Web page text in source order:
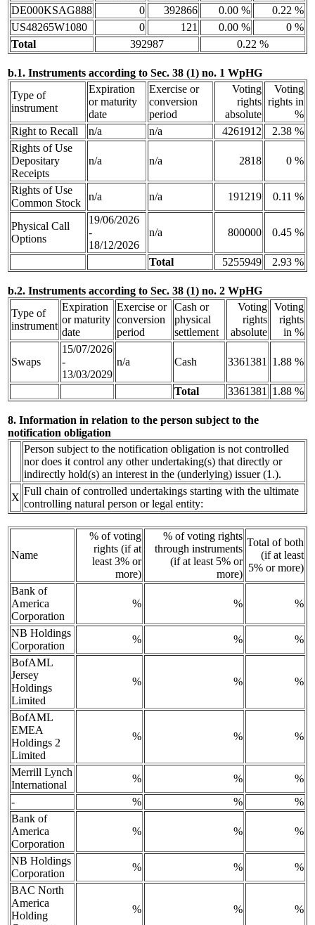
DE000KSAG888
0 392866 0.00 %
0.22 %
US48265W1080
0 121 0.00 %
0 %
Total
392987 0.22 %
b.1. Instruments according to Sec. 38 (1) no. 1 WpHG
Type of
instrument
Expiration
or maturity
date
Exercise or
conversion
period
Voting
rights
absolute
Voting
rights in
%
Right to Recall
n/a n/a 4261912
2.38 %
Rights of Use
Depositary
Receipts
n/a n/a 2818 0 %
Rights of Use
Common Stock
n/a n/a 191219 0.11 %
Physical Call
Options
19/06/2026
-
18/12/2026
n/a 800000 0.45 %
Total 5255949 2.93 %
b.2. Instruments according to Sec. 38 (1) no. 2 WpHG
Type of
instrument
Expiration
or maturity
date
Exercise or
conversion
period
Cash or
physical
settlement
Voting
rights
absolute
Voting
rights
in %
Swaps
15/07/2026
-
13/03/2029
n/a Cash 3361381 1.88 %
Total 3361381 1.88 %
8. Information in relation to the person subject to the
notification obligation
Person subject to the notification obligation is not controlled
nor does it control any other undertaking(s) that directly or
indirectly hold(s) an interest in the (underlying) issuer (1.).
X
Full chain of controlled undertakings starting with the ultimate
controlling natural person or legal entity:
Name
% of voting
rights (if at
least 3% or
more)
% of voting rights
through instruments
(if at least 5% or
more)
Total of both
(if at least
5% or more)
Bank of
America
Corporation
% % %
NB Holdings
Corporation
% %
%
BofAML
Jersey
Holdings
Limited
% % %
BofAML
EMEA
Holdings 2
Limited
% % %
Merrill Lynch
International
% %
%
-
% %
%
Bank of
America
Corporation
% % %
NB Holdings
Corporation
% %
%
BAC North
America
Holding
% % %